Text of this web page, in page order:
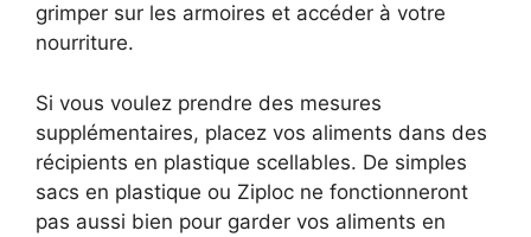
grimper sur les armoires et accéder à votre
nourriture.
Si vous voulez prendre des mesures
supplémentaires, placez vos aliments dans des
récipients en plastique scellables. De simples
sacs en plastique ou Ziploc ne fonctionneront
pas aussi bien pour garder vos aliments en